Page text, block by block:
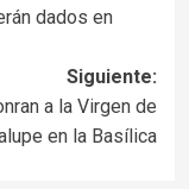
dados en
Siguiente:
a la Virgen de
en la Basílica